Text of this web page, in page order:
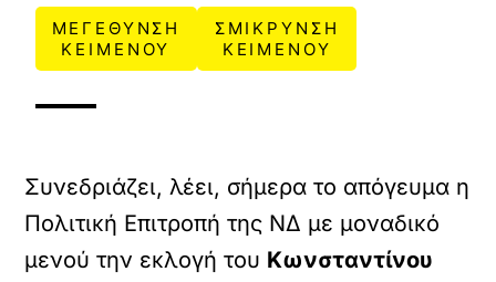
ΜΕΓΕΘΥΝΣΗ
ΚΕΙΜΕΝΟΥ
ΣΜΙΚΡΥΝΣΗ
ΚΕΙΜΕΝΟΥ
Συνεδριάζει, λέει, σήμερα το απόγευμα η
Πολιτική Επιτροπή της ΝΔ με μοναδικό
μενού την εκλογή του Κωνσταντίνου